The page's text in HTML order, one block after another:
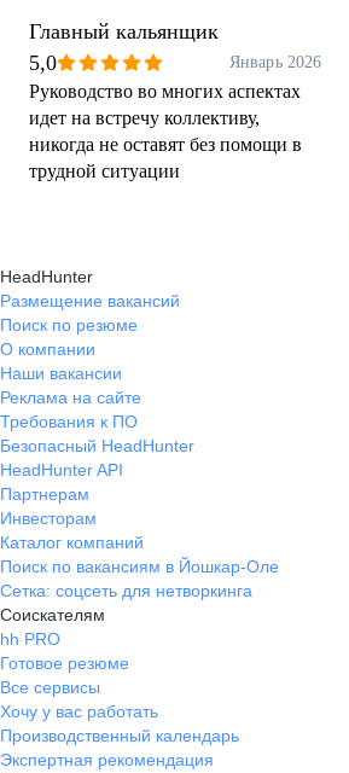
Главный кальянщик
5,0
Январь 2026
Руководство во многих аспектах
идет на встречу коллективу,
никогда не оставят без помощи в
трудной ситуации
HeadHunter
Размещение вакансий
Поиск по резюме
О компании
Наши вакансии
Реклама на сайте
Требования к ПО
Безопасный HeadHunter
HeadHunter API
Партнерам
Инвесторам
Каталог компаний
Поиск по вакансиям в Йошкар-Оле
Сетка: соцсеть для нетворкинга
Соискателям
hh PRO
Готовое резюме
Все сервисы
Хочу у вас работать
Производственный календарь
Экспертная рекомендация